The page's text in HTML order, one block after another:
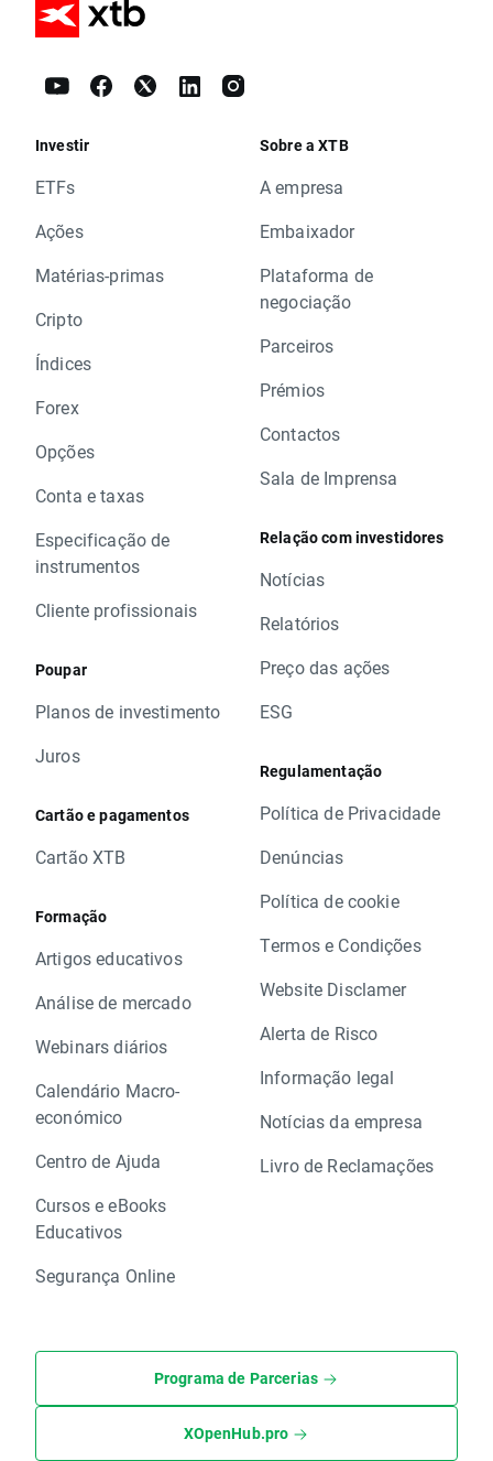
Investir
ETFs
Ações
Matérias-primas
Cripto
Índices
Forex
Opções
Conta e taxas
Especificação de
instrumentos
Cliente profissionais
Poupar
Planos de investimento
Juros
Cartão e pagamentos
Cartão XTB
Formação
Artigos educativos
Análise de mercado
Webinars diários
Calendário Macro-
económico
Centro de Ajuda
Cursos e eBooks
Educativos
Segurança Online
Sobre a XTB
A empresa
Embaixador
Plataforma de
negociação
Parceiros
Prémios
Contactos
Sala de Imprensa
Relação com investidores
Notícias
Relatórios
Preço das ações
ESG
Regulamentação
Política de Privacidade
Denúncias
Política de cookie
Termos e Condições
Website Disclamer
Alerta de Risco
Informação legal
Notícias da empresa
Livro de Reclamações
Programa de Parcerias
XOpenHub.pro